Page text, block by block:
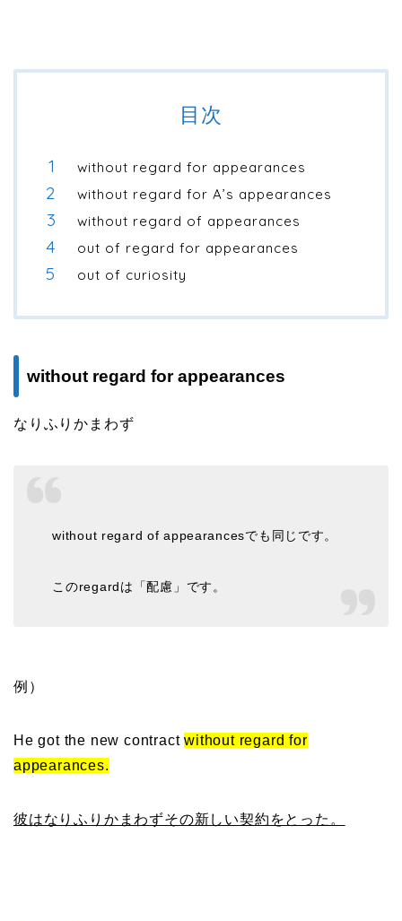
目次
without regard for appearances
without regard for A’s appearances
without regard of appearances
out of regard for appearances
out of curiosity
without regard for appearances
なりふりかまわず
without regard of appearancesでも同じです。
このregardは「配慮」です。
例）
He got the new contractwithout regard for
appearances.
彼はなりふりかまわずその新しい契約をとった。